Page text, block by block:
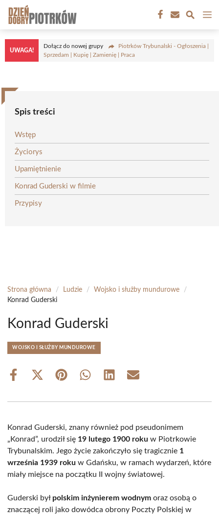
treści
UWAGA!
Dołącz do nowej grupy
Piotrków Trybunalski - Ogłoszenia |
Sprzedam | Kupię | Zamienię | Praca
Spis treści
Wstęp
Życiorys
Upamiętnienie
Konrad Guderski w filmie
Przypisy
Strona główna / Ludzie / Wojsko i służby mundurowe
/
Konrad Guderski
Konrad Guderski
WOJSKO I SŁUŻBY MUNDUROWE
Share
Share
(Twitter)
Share Share Share Share
Konrad Guderski, znany również pod pseudonimem
„Konrad”, urodził się 19 lutego 1900 roku w Piotrkowie
Trybunalskim. Jego życie zakończyło się tragicznie 1
września 1939 roku w Gdańsku, w ramach wydarzeń, które
miały miejsce na początku II wojny światowej.
Guderski był polskim inżynierem wodnym oraz osobą o
znaczącej roli jako dowódca obrony Poczty Polskiej w